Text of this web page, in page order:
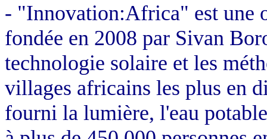
- "Innovation:Africa" est une
fondée en 2008 par Sivan
technologie solaire et les
villages africains les plus en
fourni la lumière, l'eau